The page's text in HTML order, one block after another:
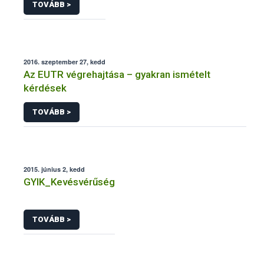
TOVÁBB >
2016. szeptember 27, kedd
Az EUTR végrehajtása – gyakran ismételt
kérdések
TOVÁBB >
2015. június 2, kedd
GYIK_Kevésvérűség
TOVÁBB >